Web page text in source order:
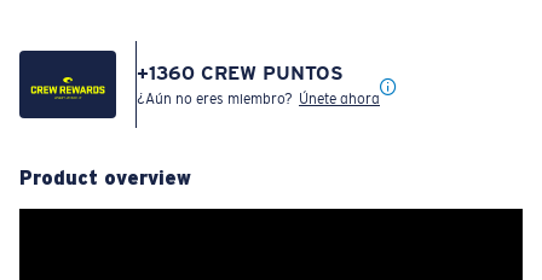
+1360 CREW PUNTOS
¿Aún no eres miembro? Únete ahora
Product overview